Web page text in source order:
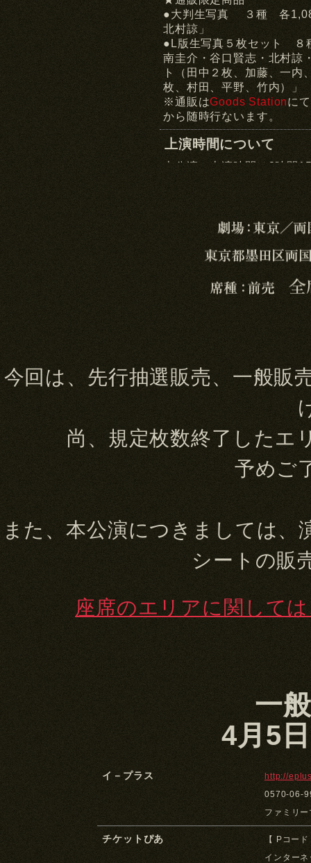
●大判生写真 ３種 各
北村諒」
●L版生写真５枚セット ８
南圭介・谷口賢志・北村諒
ト（田中２枚、加藤、一
枚、村田、平野、竹内）」
※通販はGoods Stationに
から随時行ないます。
上演時間について
本公演の上演時間は3時間
千秋楽も含め、全ステー
理券を配布します。尚、
了承ください。
皆様のご協力をお願いいた
お花の受け入れについ
大変恐縮ではございます
花の受け入れを遠慮させて
なことにより、楽屋花を
出待ち入待ちについて
劇場並びに近隣の方への
ます。
全ステージ、当日券のご用
今回は、先行抽選販売、一般販
尚、規定枚数終了したエ
予めご
また、本公演につきましては
シートの販
座席のエリアに関して
一
4月5
イ－プラス
http://
0570-06-
ファミリ
チケットぴあ
【 Pコー
インター